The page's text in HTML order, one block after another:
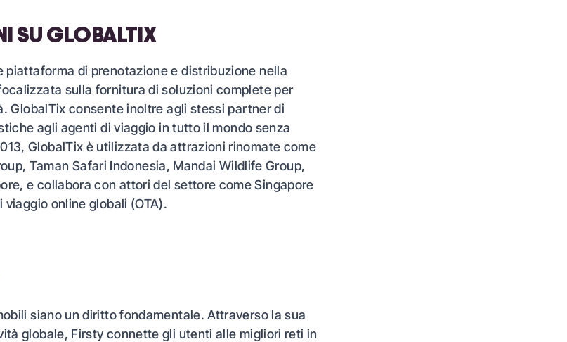
SU GLOBALTIX
piattaforma di prenotazione e distribuzione nella
sulla fornitura di soluzioni complete per
GlobalTix consente inoltre agli stessi partner di
agli agenti di viaggio in tutto il mondo senza
GlobalTix è utilizzata da attrazioni rinomate come
Taman Safari Indonesia, Mandai Wildlife Group,
e collabora con attori del settore come Singapore
online globali (OTA).
siano un diritto fondamentale. Attraverso la sua
globale, Firsty connette gli utenti alle migliori reti in